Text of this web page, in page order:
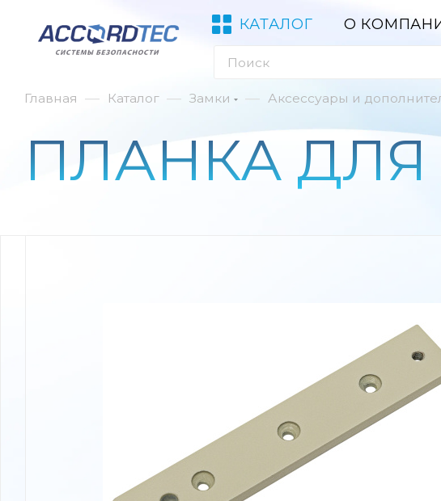
КАТАЛОГ О
Главная — Каталог — Замки — Аксессуары и
ПЛАНКА ДЛЯ